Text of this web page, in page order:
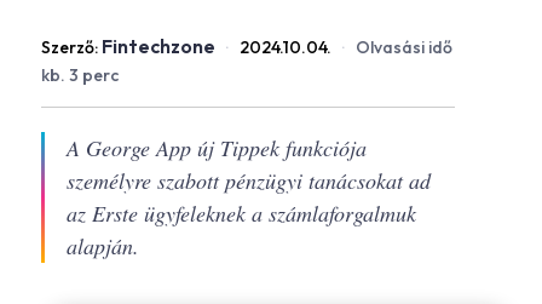
Szerző: Fintechzone · 2024.10.04. · Olvasási idő
kb. 3 perc
A George App új Tippek funkciója
személyre szabott pénzügyi tanácsokat ad
az Erste ügyfeleknek a számlaforgalmuk
alapján.